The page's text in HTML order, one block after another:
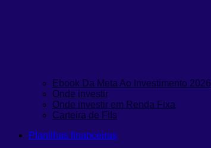
Ebook Da Meta Ao Investimento 2026
Onde investir
Onde investir em Renda Fixa
Carteira de FIIs
Planilhas financeiras